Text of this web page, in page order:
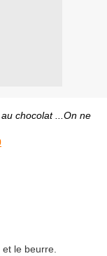
chocolat ...On ne
le beurre.